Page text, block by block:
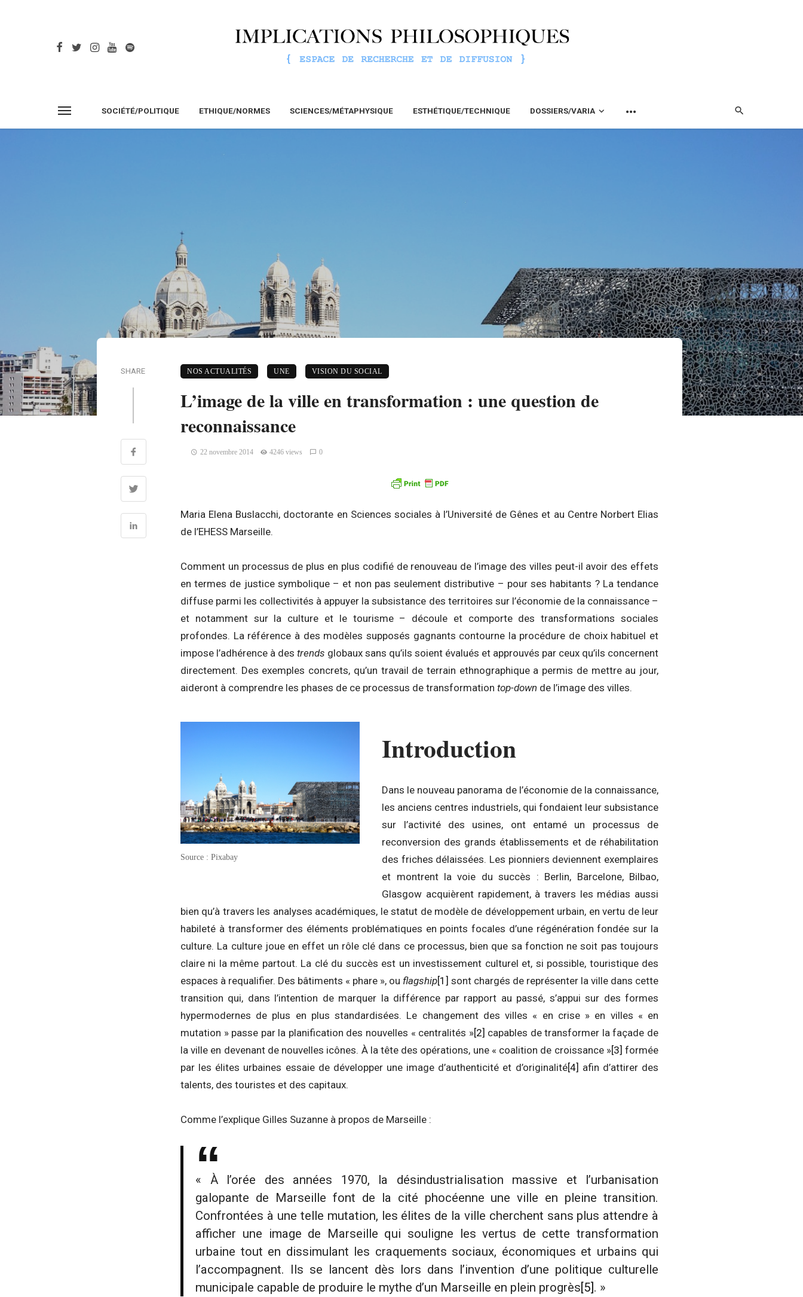
SOCIÉTÉ/POLITIQUE ETHIQUE/NORMES SCIENCES/MÉTAPHYSIQUE ESTHÉTIQUE/TECHNIQUE DOSSIERS/VARIA
SHARE NOS ACTUALITÉS UNE VISION DU SOCIAL
L’image de la ville en transformation : une question de
reconnaissance
22 novembre 2014 4246 views 0
Maria Elena Buslacchi, doctorante en Sciences sociales à l’Université de Gênes et au Centre Norbert Elias
de l’EHESS Marseille.
Comment un processus de plus en plus codifié de renouveau de l’image des villes peut-il avoir des effets
en termes de justice symbolique – et non pas seulement distributive – pour ses habitants ? La tendance
diffuse parmi les collectivités à appuyer la subsistance des territoires sur l’économie de la connaissance –
et notamment sur la culture et le tourisme – découle et comporte des transformations sociales
profondes. La référence à des modèles supposés gagnants contourne la procédure de choix habituel et
impose l’adhérence à des trends globaux sans qu’ils soient évalués et approuvés par ceux qu’ils concernent
directement. Des exemples concrets, qu’un travail de terrain ethnographique a permis de mettre au jour,
aideront à comprendre les phases de ce processus de transformation top-down de l’image des villes.
Source : Pixabay
Introduction
Dans le nouveau panorama de l’économie de la connaissance,
les anciens centres industriels, qui fondaient leur subsistance
sur l’activité des usines, ont entamé un processus de
reconversion des grands établissements et de réhabilitation
des friches délaissées. Les pionniers deviennent exemplaires
et montrent la voie du succès : Berlin, Barcelone, Bilbao,
Glasgow acquièrent rapidement, à travers les médias aussi
bien qu’à travers les analyses académiques, le statut de modèle de développement urbain, en vertu de leur
habileté à transformer des éléments problématiques en points focales d’une régénération fondée sur la
culture. La culture joue en effet un rôle clé dans ce processus, bien que sa fonction ne soit pas toujours
claire ni la même partout. La clé du succès est un investissement culturel et, si possible, touristique des
espaces à requalifier. Des bâtiments « phare », ou flagship[1] sont chargés de représenter la ville dans cette
transition qui, dans l’intention de marquer la différence par rapport au passé, s’appui sur des formes
hypermodernes de plus en plus standardisées. Le changement des villes « en crise » en villes « en
mutation » passe par la planification des nouvelles « centralités »[2] capables de transformer la façade de
la ville en devenant de nouvelles icônes. À la tête des opérations, une « coalition de croissance »[3] formée
par les élites urbaines essaie de développer une image d’authenticité et d’originalité[4] afin d’attirer des
talents, des touristes et des capitaux.
Comme l’explique Gilles Suzanne à propos de Marseille :
« À l’orée des années 1970, la désindustrialisation massive et l’urbanisation
galopante de Marseille font de la cité phocéenne une ville en pleine transition.
Confrontées à une telle mutation, les élites de la ville cherchent sans plus attendre à
afficher une image de Marseille qui souligne les vertus de cette transformation
urbaine tout en dissimulant les craquements sociaux, économiques et urbains qui
l’accompagnent. Ils se lancent dès lors dans l’invention d’une politique culturelle
municipale capable de produire le mythe d’un Marseille en plein progrès[5]. »